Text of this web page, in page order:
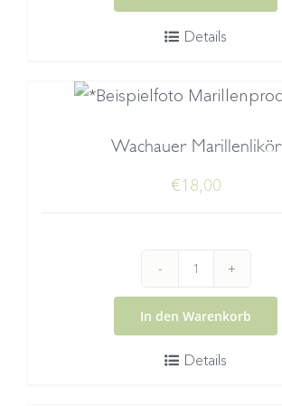
Veltliner
brut
Details
Wachauer Marillenlikör
€18,00
Marillenlikör
Menge
In den Warenkorb
Details